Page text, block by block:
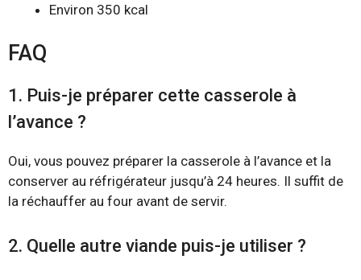
Environ 350 kcal
FAQ
1. Puis-je préparer cette casserole à
l’avance ?
Oui, vous pouvez préparer la casserole à l’avance et la
conserver au réfrigérateur jusqu’à 24 heures. Il suffit de
la réchauffer au four avant de servir.
2. Quelle autre viande puis-je utiliser ?